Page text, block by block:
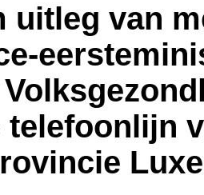
uitleg van
telefoonlijn